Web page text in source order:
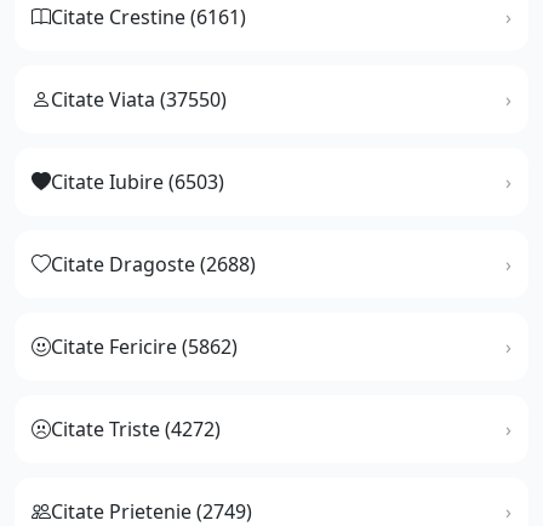
Citate Crestine (6161)
Citate Viata (37550)
Citate Iubire (6503)
Citate Dragoste (2688)
Citate Fericire (5862)
Citate Triste (4272)
Citate Prietenie (2749)